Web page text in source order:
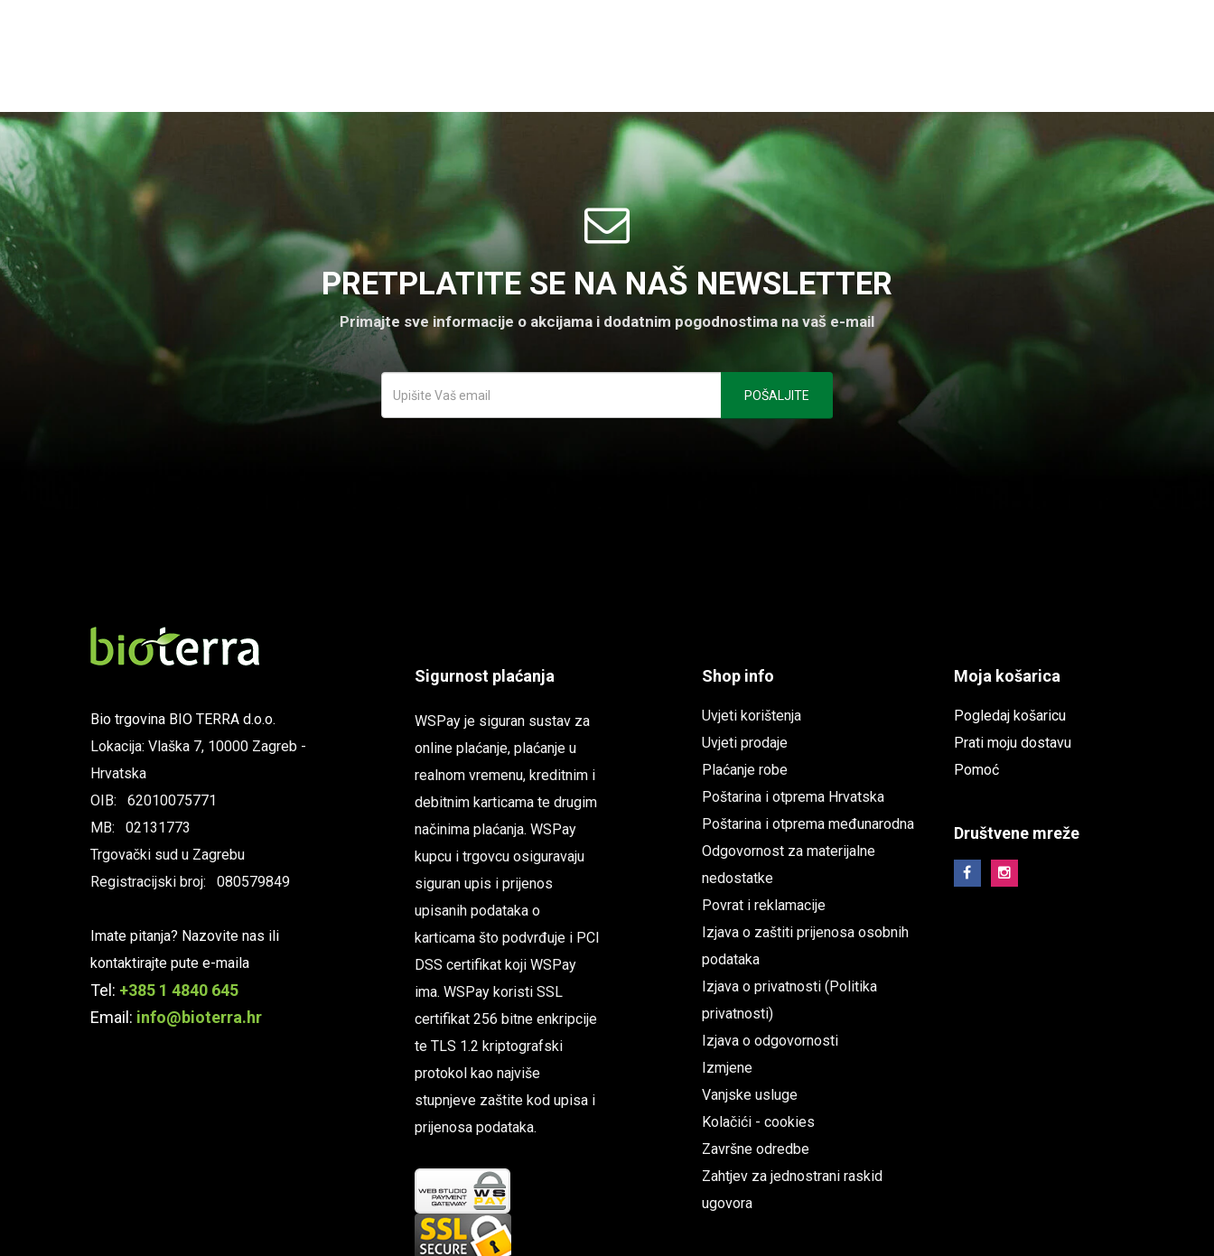
PRETPLATITE SE NA NAŠ NEWSLETTER
Primajte sve informacije o akcijama i dodatnim pogodnostima na vaš e-mail
Bio trgovina BIO TERRA d.o.o.
Lokacija: Vlaška 7, 10000 Zagreb -
Hrvatska
OIB: 62010075771
MB: 02131773
Trgovački sud u Zagrebu
Registracijski broj: 080579849
Imate pitanja? Nazovite nas ili
kontaktirajte pute e-maila
Tel: +385 1 4840 645
Email: info@bioterra.hr
Moja košarica
Pogledaj košaricu
Prati moju dostavu
Pomoć
Društvene mreže
Sigurnost plaćanja
WSPay je siguran sustav za
online plaćanje, plaćanje u
realnom vremenu, kreditnim i
debitnim karticama te drugim
načinima plaćanja. WSPay
kupcu i trgovcu osiguravaju
siguran upis i prijenos
upisanih podataka o
karticama što podvrđuje i PCI
DSS certifikat koji WSPay
ima. WSPay koristi SSL
certifikat 256 bitne enkripcije
te TLS 1.2 kriptografski
protokol kao najviše
stupnjeve zaštite kod upisa i
prijenosa podataka.
Shop info
Uvjeti korištenja
Uvjeti prodaje
Plaćanje robe
Poštarina i otprema Hrvatska
Poštarina i otprema međunarodna
Odgovornost za materijalne
nedostatke
Povrat i reklamacije
Izjava o zaštiti prijenosa osobnih
podataka
Izjava o privatnosti (Politika
privatnosti)
Izjava o odgovornosti
Izmjene
Vanjske usluge
Kolačići - cookies
Završne odredbe
Zahtjev za jednostrani raskid
ugovora